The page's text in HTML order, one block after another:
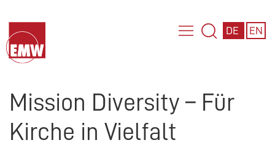
DE EN
Mission Diversity – Für
Kirche in Vielfalt